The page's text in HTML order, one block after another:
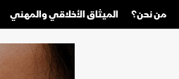
من نحن؟ الميثاق الأخلاقي والمهني